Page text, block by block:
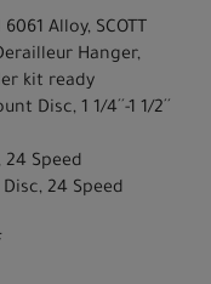
Alloy, SCOTT
Hanger,
kit ready
Disc, 1 1/4´´-1 1/2´´
24 Speed
24 Speed